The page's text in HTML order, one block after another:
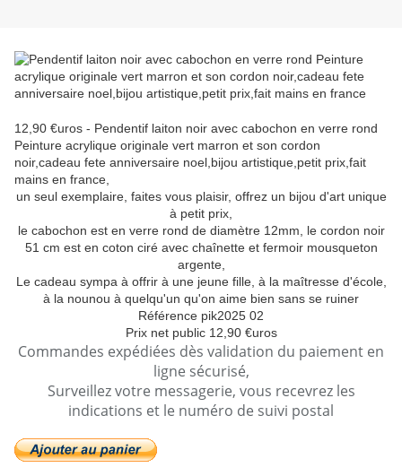
12,90 €uros - Pendentif laiton noir avec cabochon en verre rond
Peinture acrylique originale vert marron et son cordon
noir,cadeau fete anniversaire noel,bijou artistique,petit prix,fait
mains en france,
un seul exemplaire, faites vous plaisir, offrez un bijou d'art unique
à petit prix,
le cabochon est en verre rond de diamètre 12mm, le cordon noir
51 cm est en coton ciré avec chaînette et fermoir mousqueton
argente,
Le cadeau sympa à offrir à une jeune fille, à la maîtresse d'école,
à la nounou à quelqu'un qu'on aime bien sans se ruiner
Référence pik2025 02
Prix net public 12,90 €uros
Commandes expédiées dès validation du paiement en
ligne sécurisé,
Surveillez votre messagerie, vous recevrez les
indications et le numéro de suivi postal